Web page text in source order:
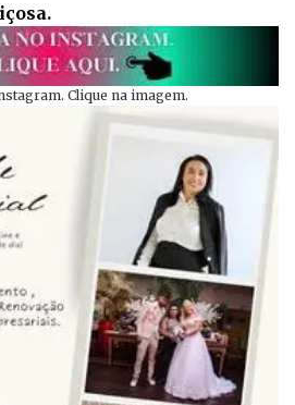
Clique na imagem.